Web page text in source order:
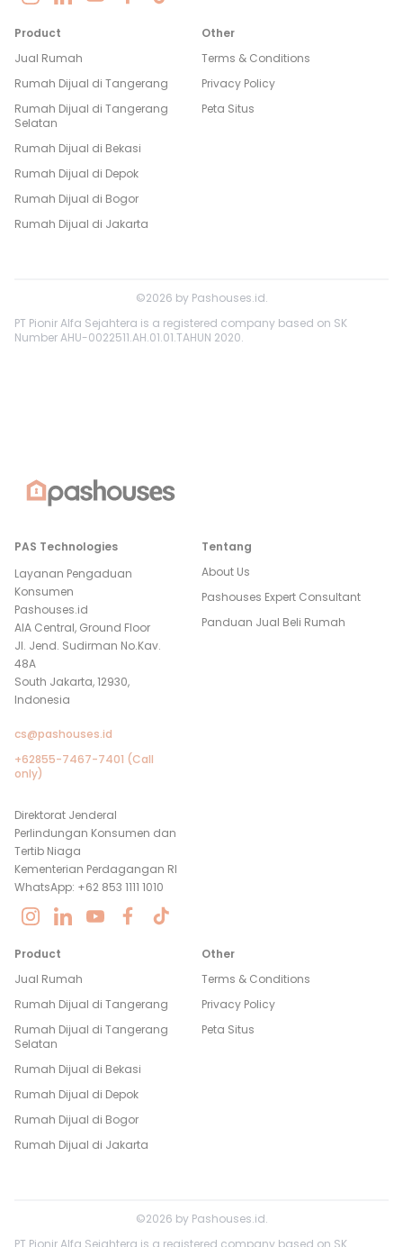
Product
Jual Rumah
Rumah Dijual di Tangerang
Rumah Dijual di Tangerang
Selatan
Rumah Dijual di Bekasi
Rumah Dijual di Depok
Rumah Dijual di Bogor
Rumah Dijual di Jakarta
Other
Terms & Conditions
Privacy Policy
Peta Situs
©2026 by Pashouses.id.
PT Pionir Alfa Sejahtera is a registered company based on SK
Number AHU-0022511.AH.01.01.TAHUN 2020.
PAS Technologies
Layanan Pengaduan
Konsumen
Pashouses.id
AIA Central, Ground Floor
Jl. Jend. Sudirman No.Kav.
48A
South Jakarta, 12930,
Indonesia
cs@pashouses.id
+62855-7467-7401 (Call
only)
Direktorat Jenderal
Perlindungan Konsumen dan
Tertib Niaga
Kementerian Perdagangan RI
WhatsApp: +62 853 1111 1010
Tentang
About Us
Pashouses Expert Consultant
Panduan Jual Beli Rumah
Product
Jual Rumah
Rumah Dijual di Tangerang
Rumah Dijual di Tangerang
Selatan
Rumah Dijual di Bekasi
Rumah Dijual di Depok
Rumah Dijual di Bogor
Rumah Dijual di Jakarta
Other
Terms & Conditions
Privacy Policy
Peta Situs
©2026 by Pashouses.id.
PT Pionir Alfa Sejahtera is a registered company based on SK